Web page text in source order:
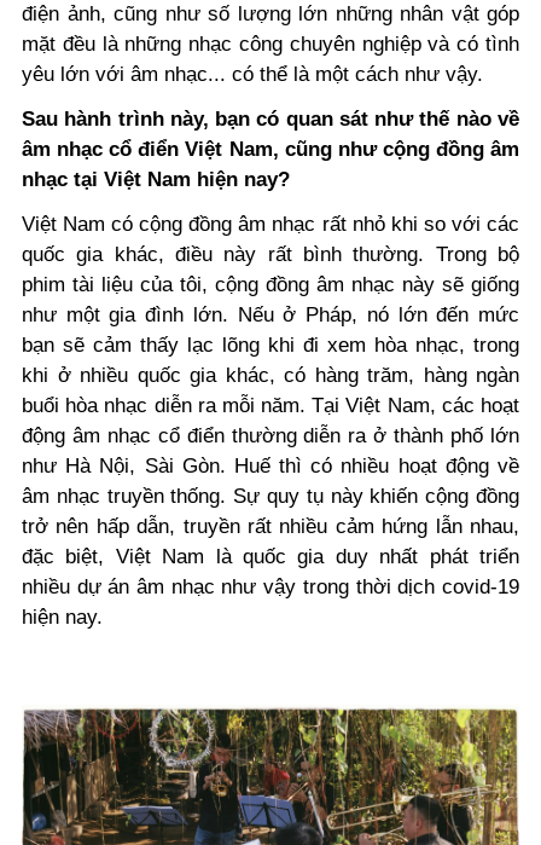
điện ảnh, cũng như số lượng lớn những nhân vật góp
mặt đều là những nhạc công chuyên nghiệp và có tình
yêu lớn với âm nhạc... có thể là một cách như vậy.
Sau hành trình này, bạn có quan sát như thế nào về
âm nhạc cổ điển Việt Nam, cũng như cộng đồng âm
nhạc tại Việt Nam hiện nay?
Việt Nam có cộng đồng âm nhạc rất nhỏ khi so với các
quốc gia khác, điều này rất bình thường. Trong bộ
phim tài liệu của tôi, cộng đồng âm nhạc này sẽ giống
như một gia đình lớn. Nếu ở Pháp, nó lớn đến mức
bạn sẽ cảm thấy lạc lõng khi đi xem hòa nhạc, trong
khi ở nhiều quốc gia khác, có hàng trăm, hàng ngàn
buổi hòa nhạc diễn ra mỗi năm. Tại Việt Nam, các hoạt
động âm nhạc cổ điển thường diễn ra ở thành phố lớn
như Hà Nội, Sài Gòn. Huế thì có nhiều hoạt động về
âm nhạc truyền thống. Sự quy tụ này khiến cộng đồng
trở nên hấp dẫn, truyền rất nhiều cảm hứng lẫn nhau,
đặc biệt, Việt Nam là quốc gia duy nhất phát triển
nhiều dự án âm nhạc như vậy trong thời dịch covid-19
hiện nay.